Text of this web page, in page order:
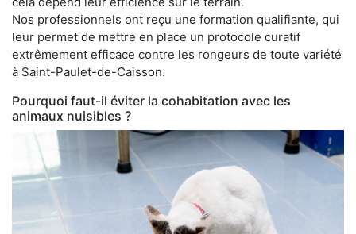
Nos professionnels ont reçu une formation qualifiante, qui
leur permet de mettre en place un protocole curatif
extrêmement efficace contre les rongeurs de toute variété
à Saint-Paulet-de-Caisson.
Pourquoi faut-il éviter la cohabitation avec les
animaux nuisibles ?